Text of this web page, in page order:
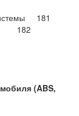
181
182
(ABS,